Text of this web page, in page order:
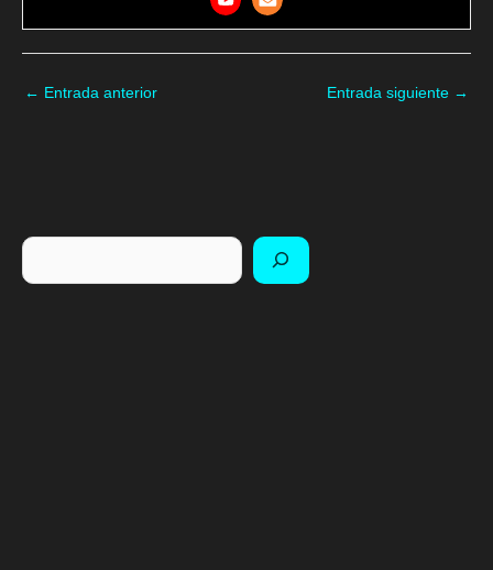
← Entrada anterior Entrada siguiente →
Buscar